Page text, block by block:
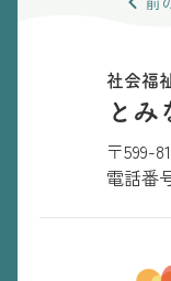
社会福
とみ
〒599-
電話番